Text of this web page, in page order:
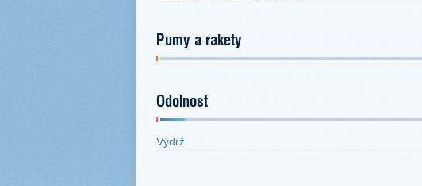
Pumy a rakety
Odolnost
Výdrž